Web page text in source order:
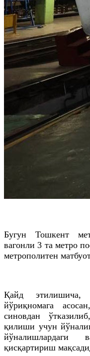
Бугун Тошкент
вагонли 3 та метро
метрополитен
Қайд этилишича,
йўриқномага
синовдан
қилиши учун
йўналишлардаги
қисқартириш